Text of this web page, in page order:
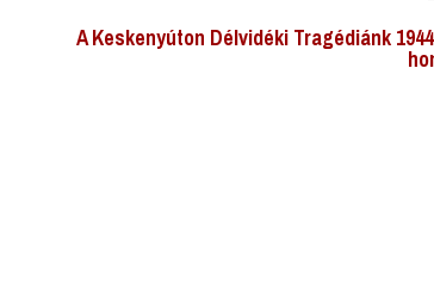
A Keskenyúton Délvidéki Tragédiánk